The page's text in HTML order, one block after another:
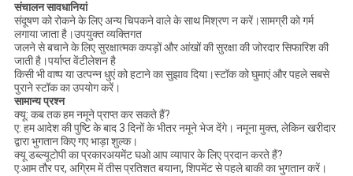
संचालन सावधानियां
संदूषण को रोकने के लिए अन्य चिपकने वाले के साथ मिश्रण न करें।सामग्री को गर्म
लगाया जाता है।उपयुक्त व्यक्तिगत
जलने से बचाने के लिए सुरक्षात्मक कपड़ों और आंखों की सुरक्षा की जोरदार सिफारिश की
जाती है।पर्याप्त वेंटीलेशन है
किसी भी वाष्प या उत्पन्न धुएं को हटाने का सुझाव दिया।स्टॉक को घुमाएं और पहले सबसे
पुराने स्टॉक का उपयोग करें।
सामान्य प्रश्न
क्यू: कब तक हम नमूने प्राप्त कर सकते हैं?
ए: हम आदेश की पुष्टि के बाद 3 दिनों के भीतर नमूने भेज देंगे। नमूना मुक्त, लेकिन खरीदार
द्वारा भुगतान किए गए भाड़ा शुल्क।
क्यू डब्ल्यूटोपी का प्रकारअयमेंटघओ आप व्यापार के लिए प्रदान करते हैं?
ए:आम तौर पर, अग्रिम में तीस प्रतिशत बयाना, शिपमेंट से पहले बाकी का भुगतान करें।